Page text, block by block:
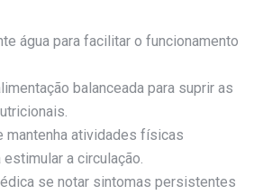
água para facilitar o funcionamento
balanceada para suprir as
mantenha atividades físicas
a circulação.
se notar sintomas persistentes